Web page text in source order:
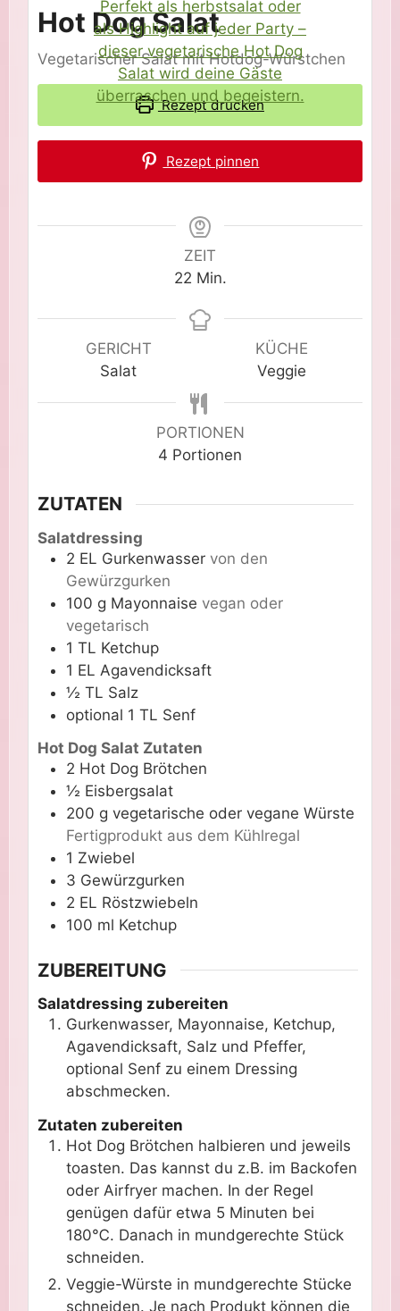
Hot Dog Salat
Vegetarischer Salat mit Hotdog-Würstchen
Rezept drucken
Rezept pinnen
ZEIT
22Minuten
Min.
GERICHT
Salat
KÜCHE
Veggie
PORTIONEN
4 Portionen
ZUTATEN
Salatdressing
2 EL Gurkenwasser von den
Gewürzgurken
100 g Mayonnaise vegan oder
vegetarisch
1 TL Ketchup
1 EL Agavendicksaft
½ TL Salz
optional 1 TL Senf
Hot Dog Salat Zutaten
2 Hot Dog Brötchen
½ Eisbergsalat
200 g vegetarische oder vegane Würste
Fertigprodukt aus dem Kühlregal
1 Zwiebel
3 Gewürzgurken
2 EL Röstzwiebeln
100 ml Ketchup
ZUBEREITUNG
Salatdressing zubereiten
Gurkenwasser, Mayonnaise, Ketchup,
Agavendicksaft, Salz und Pfeffer,
optional Senf zu einem Dressing
abschmecken.
Zutaten zubereiten
Hot Dog Brötchen halbieren und jeweils
toasten. Das kannst du z.B. im Backofen
oder Airfryer machen. In der Regel
genügen dafür etwa 5 Minuten bei
180℃. Danach in mundgerechte Stück
schneiden.
Veggie-Würste in mundgerechte Stücke
schneiden. Je nach Produkt können die